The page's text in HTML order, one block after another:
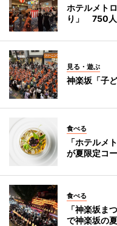
ホテルメト
り」 750
見る・遊ぶ
神楽坂「子
食べる
「ホテルメ
が夏限定コ
食べる
「神楽坂ま
で神楽坂の